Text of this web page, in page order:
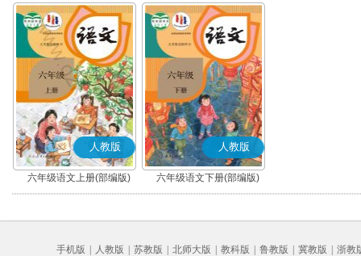
人教版
六年级语文上册(部编版)
人教版
六年级语文下册(部编版)
手机版 人教版 苏教版 北师大版 教科版 鲁教版 冀教版
浙教